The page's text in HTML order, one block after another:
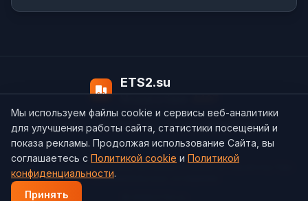
ETS2.su
О нас Контакты support@ets2.su
Политика конфиденциальности
Пользовательское соглашение
Мы используем файлы cookie и сервисы веб-аналитики
для улучшения работы сайта, статистики посещений и
показа рекламы. Продолжая использование Сайта, вы
соглашаетесь с Политикой cookie и Политикой
конфиденциальности.
Принять